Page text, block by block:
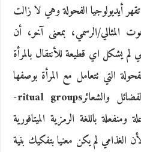
أيديولوجيا الفحولة وهي لا زالت
الرسمي، بمعنى آخر، أن
يشكل اي قطيعة للأنتقال بالمرأة
التي تتعامل مع المرأة بوصفها
موضوع لغوي- إلى جماعات الفضائل والشعائرritual groups-
باللغة الرمزية الميتافورية
الغذامي لم يكن معنيا بتفكيك بنية